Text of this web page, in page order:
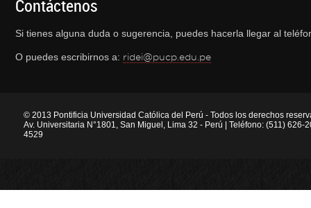
Contáctenos
Si tienes alguna duda o sugerencia, puedes hacerla llegar al
O puedes escribirnos a: ridei@pucp.edu.pe
© 2013 Pontificia Universidad Católica del Perú - Todos los derechos
Av. Universitaria N°1801, San Miguel, Lima 32 - Perú | Teléfono: (511) 626-
4529